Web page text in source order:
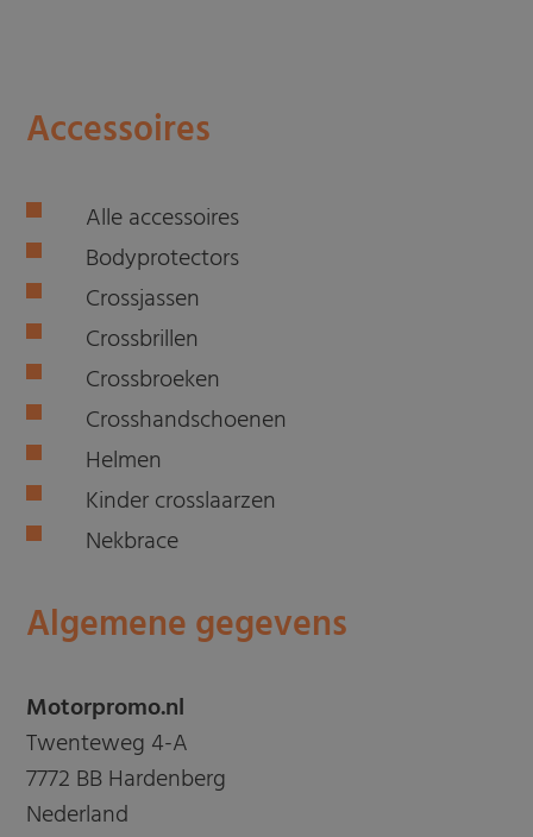
Accessoires
Alle accessoires
Bodyprotectors
Crossjassen
Crossbrillen
Crossbroeken
Crosshandschoenen
Helmen
Kinder crosslaarzen
Nekbrace
Algemene gegevens
Motorpromo.nl
Twenteweg 4-A
7772 BB Hardenberg
Nederland